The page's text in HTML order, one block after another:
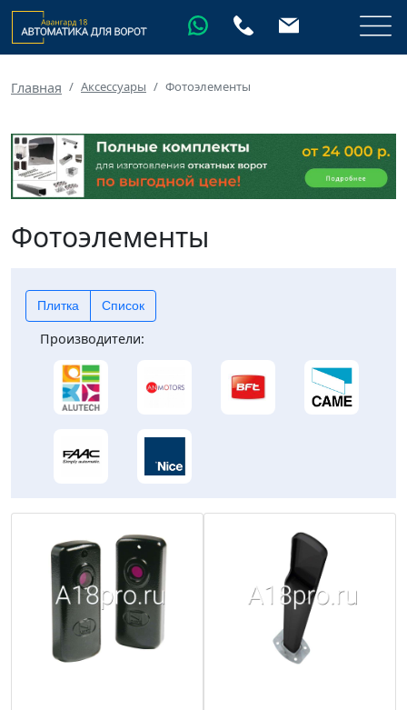
Главная Аксессуары Фотоэлементы
Фотоэлементы
Плитка Список
Производители: